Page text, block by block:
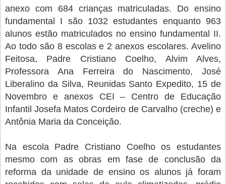
anexo com 684 crianças matriculadas. Do ensino
fundamental I são 1032 estudantes enquanto 963
alunos estão matriculados no ensino fundamental II.
Ao todo são 8 escolas e 2 anexos escolares. Avelino
Feitosa, Padre Cristiano Coelho, Alvim Alves,
Professora Ana Ferreira do Nascimento, José
Liberalino da Silva, Reunidas Santo Expedito, 15 de
Novembro e anexos CEI – Centro de Educação
Infantil Josefa Matos Cordeiro de Carvalho (creche) e
Antônia Maria da Conceição.
Na escola Padre Cristiano Coelho os estudantes
mesmo com as obras em fase de conclusão da
reforma da unidade de ensino os alunos já foram